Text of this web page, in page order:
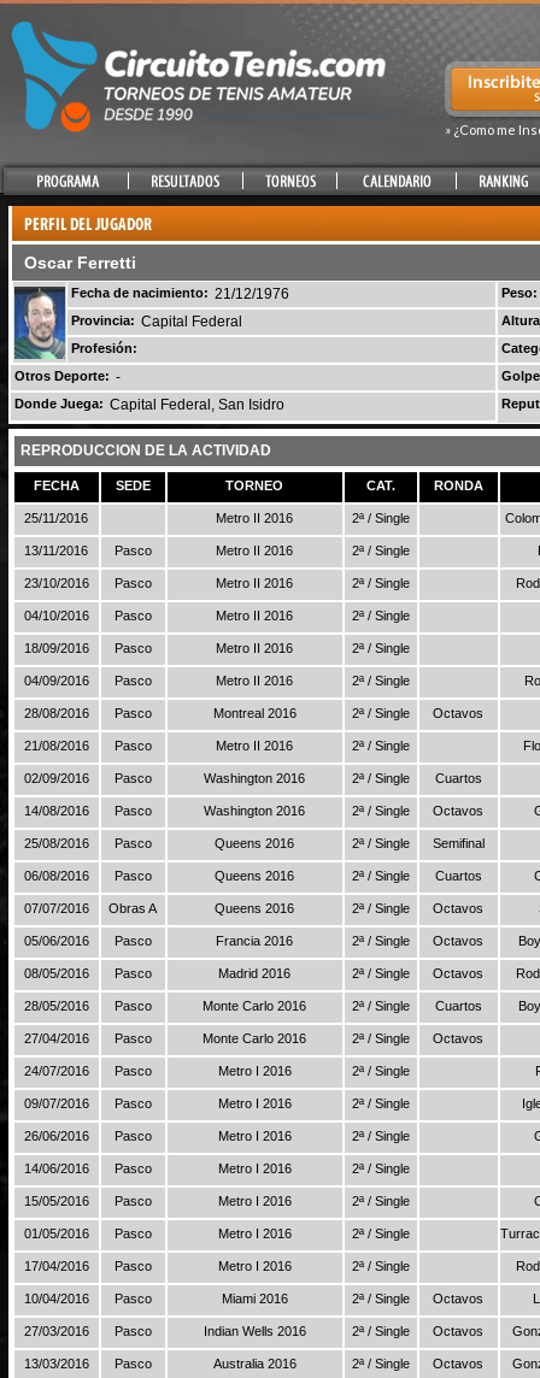
» ¿Como me
Oscar Ferretti
Fecha de nacimiento: 21/12/1976
Peso:
Provincia: Capital Federal
Profesión:
Otros Deporte: -
Donde Juega: Capital Federal, San Isidro
REPRODUCCION DE LA ACTIVIDAD
FECHA SEDE TORNEO CAT. RONDA
25/11/2016 Metro II 2016 2ª / Single
13/11/2016 Pasco Metro II 2016 2ª / Single
23/10/2016 Pasco Metro II 2016 2ª / Single
04/10/2016 Pasco Metro II 2016 2ª / Single
18/09/2016 Pasco Metro II 2016 2ª / Single
04/09/2016 Pasco Metro II 2016 2ª / Single
28/08/2016 Pasco Montreal 2016 2ª / Single Octavos
21/08/2016 Pasco Metro II 2016 2ª / Single
02/09/2016 Pasco Washington 2016 2ª / Single Cuartos
14/08/2016 Pasco Washington 2016 2ª / Single Octavos
25/08/2016 Pasco Queens 2016 2ª / Single Semifinal
06/08/2016 Pasco Queens 2016 2ª / Single Cuartos
07/07/2016 Obras A Queens 2016 2ª / Single Octavos
05/06/2016 Pasco Francia 2016 2ª / Single Octavos
08/05/2016 Pasco Madrid 2016 2ª / Single Octavos
28/05/2016 Pasco Monte Carlo 2016 2ª / Single Cuartos
27/04/2016 Pasco Monte Carlo 2016 2ª / Single Octavos
24/07/2016 Pasco Metro I 2016 2ª / Single
09/07/2016 Pasco Metro I 2016 2ª / Single
26/06/2016 Pasco Metro I 2016 2ª / Single
14/06/2016 Pasco Metro I 2016 2ª / Single
15/05/2016 Pasco Metro I 2016 2ª / Single
01/05/2016 Pasco Metro I 2016 2ª / Single
17/04/2016 Pasco Metro I 2016 2ª / Single
10/04/2016 Pasco Miami 2016 2ª / Single Octavos
27/03/2016 Pasco Indian Wells 2016 2ª / Single Octavos
13/03/2016 Pasco Australia 2016 2ª / Single Octavos